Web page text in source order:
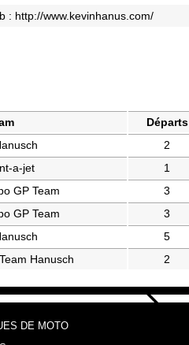
: http://www.kevinhanus.com/
Départs
2
a-jet 1
GP Team 3
GP Team 3
5
Hanusch 2
DE MOTO